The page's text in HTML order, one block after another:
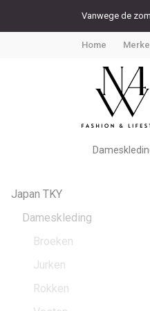
Vanwege de
Home
Truien
Noteboom
Japan TKY
Dameskleding
Broeken
Jurken
Rokken